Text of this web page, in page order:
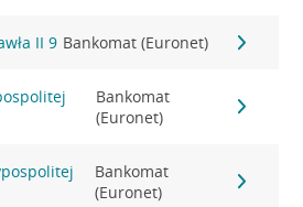
II 9 Bankomat (Euronet)
Bankomat
(Euronet)
Bankomat
(Euronet)